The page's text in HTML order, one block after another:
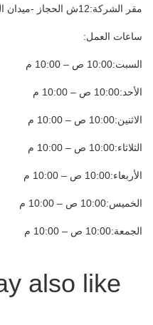
مقر الشركة:12ش الحجاز -ميدان المحكمة -مصر الجديدة
ساعات العمل:
السبت:10:00 ص – 10:00 م
الأحد:10:00 ص – 10:00 م
الاثنين:10:00 ص – 10:00 م
الثلاثاء:10:00 ص – 10:00 م
الأربعاء:10:00 ص – 10:00 م
الخميس:10:00 ص – 10:00 م
الجمعة:10:00 ص – 10:00 م
also like